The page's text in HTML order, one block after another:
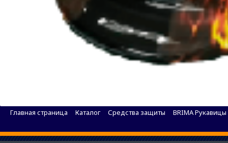
Главная страница Каталог Средства защиты BRIMA